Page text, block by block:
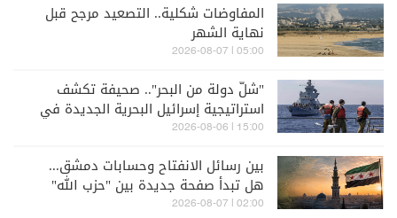
المفاوضات شكلية.. التصعيد مرجح قبل
نهاية الشهر
05:00 | 2026-08-07
"شلّ دولة من البحر".. صحيفة تكشف
استراتيجية إسرائيل البحرية الجديدة في
مواجهة "حزب الله"
15:00 | 2026-08-06
بين رسائل الانفتاح وحسابات دمشق...
هل تبدأ صفحة جديدة بين "حزب الله"
وسوريا - الشرع؟
02:00 | 2026-08-07